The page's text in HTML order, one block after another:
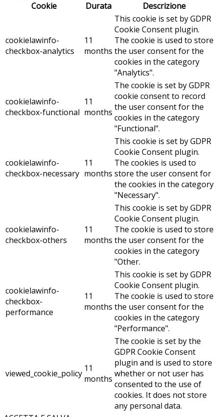
Cookie
Durata Descrizione
cookielawinfo-
checkbox-analytics
11
months
This cookie is set by GDPR
Cookie Consent plugin.
The cookie is used to store
the user consent for the
cookies in the category
"Analytics".
cookielawinfo-
checkbox-functional
11
months
The cookie is set by GDPR
cookie consent to record
the user consent for the
cookies in the category
"Functional".
cookielawinfo-
checkbox-necessary
11
months
This cookie is set by GDPR
Cookie Consent plugin.
The cookies is used to
store the user consent for
the cookies in the category
"Necessary".
cookielawinfo-
checkbox-others
11
months
This cookie is set by GDPR
Cookie Consent plugin.
The cookie is used to store
the user consent for the
cookies in the category
"Other.
cookielawinfo-
checkbox-
performance
11
months
This cookie is set by GDPR
Cookie Consent plugin.
The cookie is used to store
the user consent for the
cookies in the category
"Performance".
viewed_cookie_policy 11
months
The cookie is set by the
GDPR Cookie Consent
plugin and is used to store
whether or not user has
consented to the use of
cookies. It does not store
any personal data.